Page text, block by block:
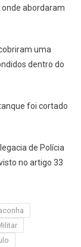
onde abordaram
uma
dentro do
foi cortado
de Polícia
no artigo 33